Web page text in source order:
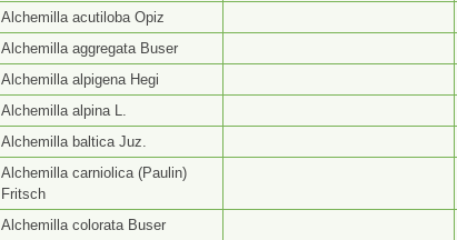
Alchemilla acutiloba Opiz
Alchemilla aggregata Buser
Alchemilla alpigena Hegi
Alchemilla alpina L.
Alchemilla baltica Juz.
Alchemilla carniolica (Paulin)
Fritsch
Alchemilla colorata Buser